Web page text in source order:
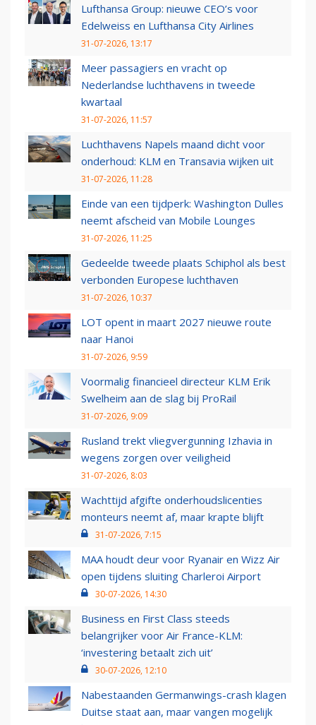
Lufthansa Group: nieuwe CEO’s voor
Edelweiss en Lufthansa City Airlines
31-07-2026, 13:17
Meer passagiers en vracht op
Nederlandse luchthavens in tweede
kwartaal
31-07-2026, 11:57
Luchthavens Napels maand dicht voor
onderhoud: KLM en Transavia wijken uit
31-07-2026, 11:28
Einde van een tijdperk: Washington Dulles
neemt afscheid van Mobile Lounges
31-07-2026, 11:25
Gedeelde tweede plaats Schiphol als best
verbonden Europese luchthaven
31-07-2026, 10:37
LOT opent in maart 2027 nieuwe route
naar Hanoi
31-07-2026, 9:59
Voormalig financieel directeur KLM Erik
Swelheim aan de slag bij ProRail
31-07-2026, 9:09
Rusland trekt vliegvergunning Izhavia in
wegens zorgen over veiligheid
31-07-2026, 8:03
Wachttijd afgifte onderhoudslicenties
monteurs neemt af, maar krapte blijft
31-07-2026, 7:15
MAA houdt deur voor Ryanair en Wizz Air
open tijdens sluiting Charleroi Airport
30-07-2026, 14:30
Business en First Class steeds
belangrijker voor Air France-KLM:
‘investering betaalt zich uit’
30-07-2026, 12:10
Nabestaanden Germanwings-crash klagen
Duitse staat aan, maar vangen mogelijk